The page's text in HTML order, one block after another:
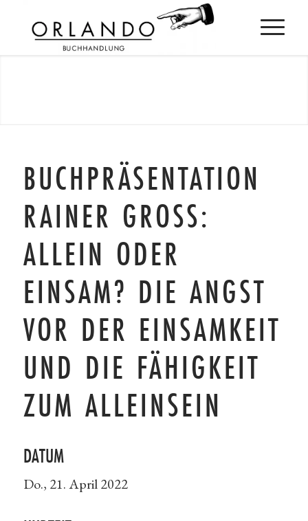
BUCHPRÄSENTATION
RAINER GROSS:
ALLEIN ODER
EINSAM? DIE ANGST
VOR DER EINSAMKEIT
UND DIE FÄHIGKEIT
ZUM ALLEINSEIN
DATUM
Do., 21. April 2022